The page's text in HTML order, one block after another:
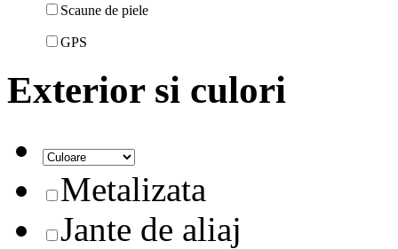
Scaune de piele
GPS
Exterior si culori
Metalizata
Jante de aliaj